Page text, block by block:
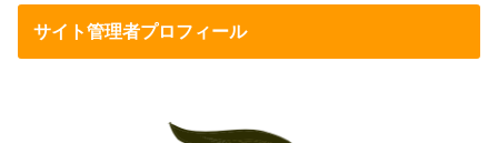
サイト管理者プロフィール